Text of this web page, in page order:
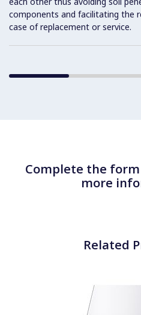
components and facilitating the
case of replacement or service.
Complete the
more
Related